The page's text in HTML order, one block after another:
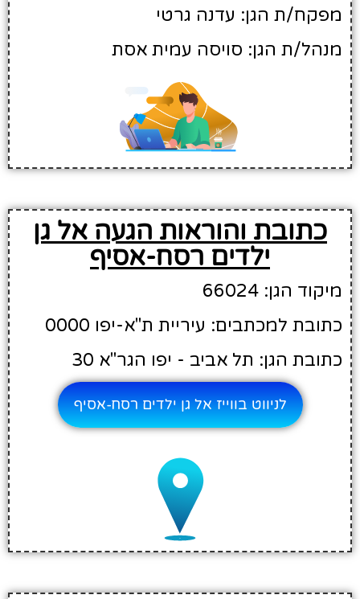
מפקח/ת הגן: עדנה גרטי
מנהל/ת הגן: סויסה עמית אסת
כתובת והוראות הגעה אל גן
ילדים רסח-אסיף
מיקוד הגן: 66024
כתובת למכתבים: עיריית ת"א-יפו 0000
כתובת הגן: תל אביב - יפו הגר"א 30
לניווט בווייז אל גן ילדים רסח-אסיף